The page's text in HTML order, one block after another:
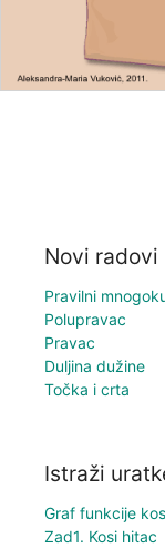
Novi radovi
Pravilni
Polupravac
Pravac
Duljina dužine
Točka i crta
Istraži
Graf funkcije
Zad1. Kosi hitac